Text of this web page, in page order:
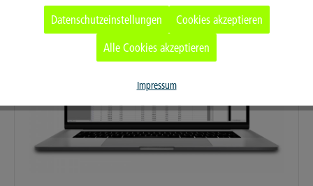
Aktiv
Datenschutzeinstellungen
Cookies akzeptieren
Alle Cookies akzeptieren
Impressum